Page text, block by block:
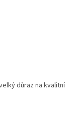
důraz na kvalitní